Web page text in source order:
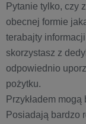
Pytanie tylko, czy
obecnej formie
terabajty
skorzystasz z
odpowiednio
pożytku.
Przykładem
Posiadają bardzo